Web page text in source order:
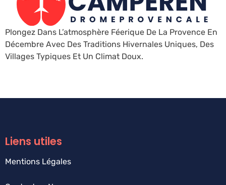
Plongez Dans L’atmosphère Féerique De La Provence En
Décembre Avec Des Traditions Hivernales Uniques, Des
Villages Typiques Et Un Climat Doux.
Liens utiles
Mentions Légales